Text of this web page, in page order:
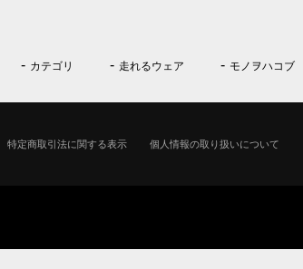
カテゴリ 走れるウェア モノヲハコブ
特定商取引法に関する表示 個人情報の取り扱いについて